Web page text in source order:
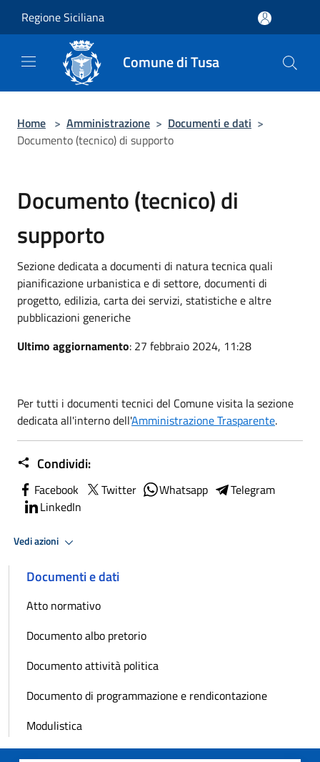
Regione Siciliana
Comune di Tusa
Home > Amministrazione > Documenti e dati >
Documento (tecnico) di supporto
Documento (tecnico) di
supporto
Sezione dedicata a documenti di natura tecnica quali
pianificazione urbanistica e di settore, documenti di
progetto, edilizia, carta dei servizi, statistiche e altre
pubblicazioni generiche
Ultimo aggiornamento: 27 febbraio 2024, 11:28
Per tutti i documenti tecnici del Comune visita la sezione
dedicata all'interno dell'Amministrazione Trasparente.
Condividi:
Facebook Twitter Whatsapp
Telegram
LinkedIn
Vedi azioni
Documenti e dati
Atto normativo
Documento albo pretorio
Documento attività politica
Documento di programmazione e rendicontazione
Modulistica